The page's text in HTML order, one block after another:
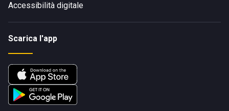
Accessibilità digitale
Scarica l'app